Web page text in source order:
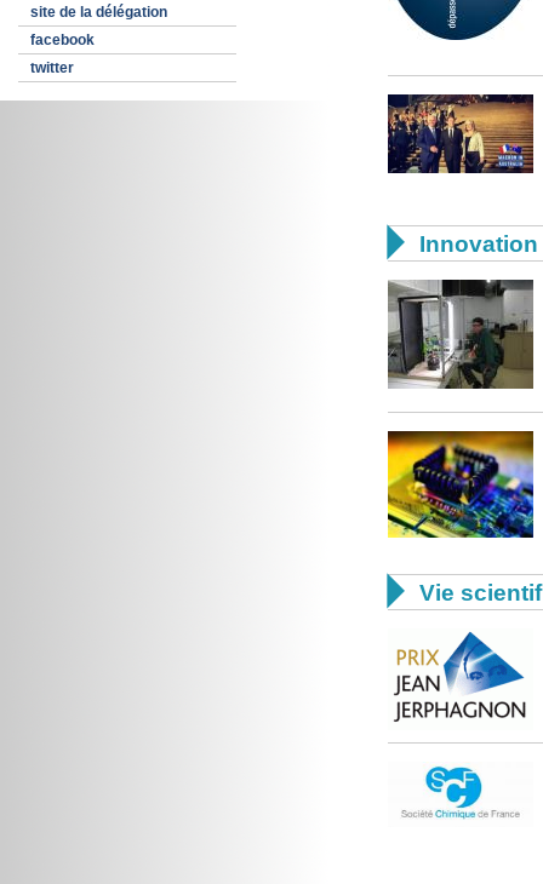
site de la délégation
facebook
twitter

 Vie